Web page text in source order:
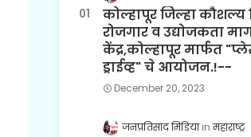
कोल्हापूर जिल्हा कौशल्य
रोजगार व उद्योजकता
केंद्र,कोल्हापूर मार्फत
ड्राईव्ह" चे आयोजन.!--
December 20, 2023
जनप्रतिसाद मिडिया महाराष्ट्र